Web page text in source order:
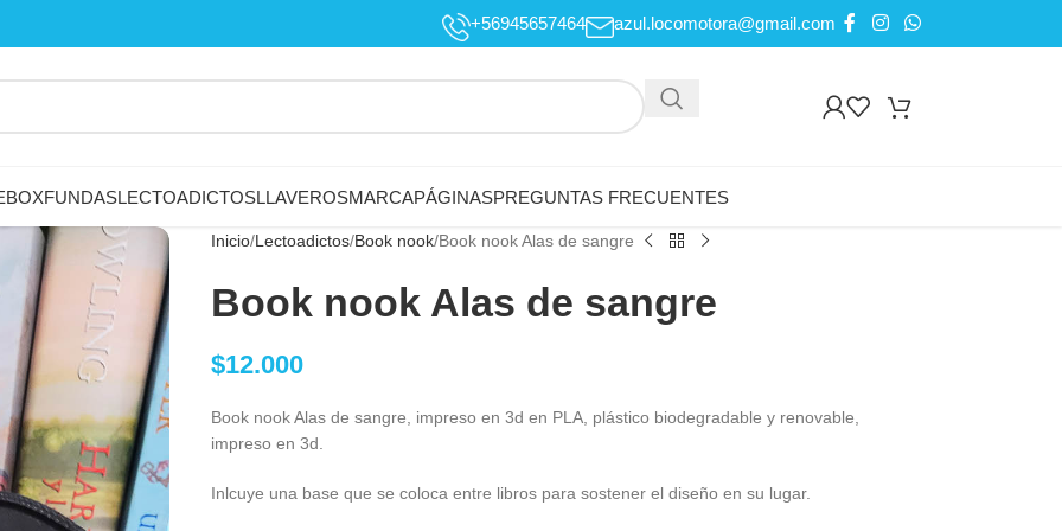
+56945657464 azul.locomotora@gmail.com
FUNDASLECTOADICTOSLLAVEROSMARCAPÁGINASPREGUNTAS FRECUENTES
Inicio Lectoadictos Book nook Book nook Alas de sangre
Book nook Alas de sangre
$12.000
Book nook Alas de sangre, impreso en 3d en PLA, plástico biodegradable y renovable
impreso en 3d.
Inlcuye una base que se coloca entre libros para sostener el diseño en su lugar.